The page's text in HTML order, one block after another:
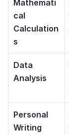
Mathemati
cal
Calculation
s
Data
Analysis
Personal
Writing